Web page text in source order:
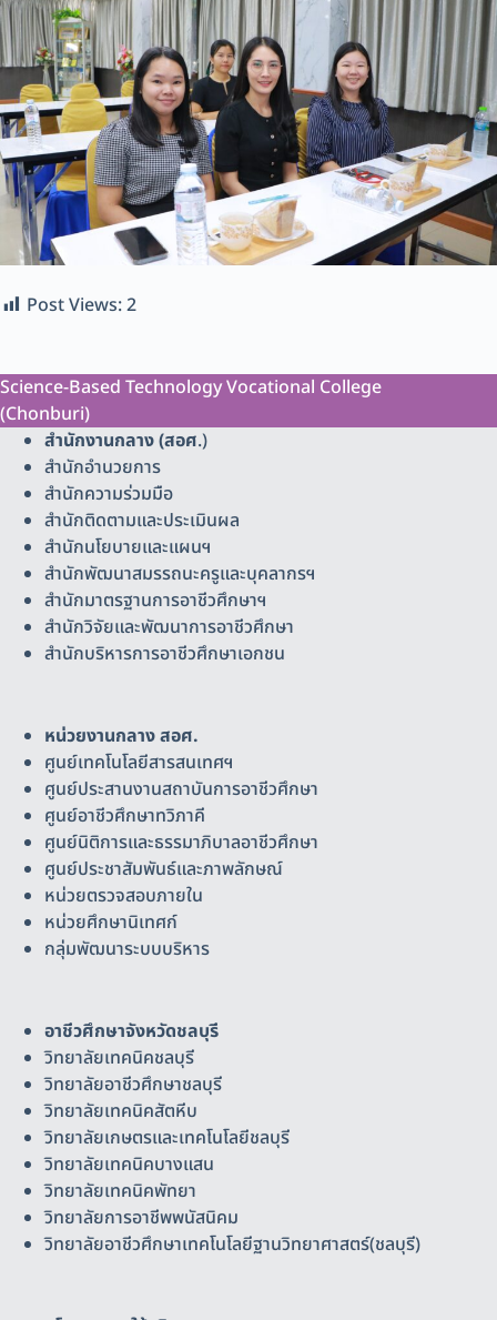
Post Views:2
Science-Based Technology Vocational College
(Chonburi)
สำนักงานกลาง (สอศ.)
สำนักอำนวยการ
สำนักความร่วมมือ
สำนักติดตามและประเมินผล
สำนักนโยบายและแผนฯ
สำนักพัฒนาสมรรถนะครูและบุคลากรฯ
สำนักมาตรฐานการอาชีวศึกษาฯ
สำนักวิจัยและพัฒนาการอาชีวศึกษา
สำนักบริหารการอาชีวศึกษาเอกชน
หน่วยงานกลาง สอศ.
ศูนย์เทคโนโลยีสารสนเทศฯ
ศูนย์ประสานงานสถาบันการอาชีวศึกษา
ศูนย์อาชีวศึกษาทวิภาคี
ศูนย์นิติการและธรรมาภิบาลอาชีวศึกษา
ศูนย์ประชาสัมพันธ์และภาพลักษณ์
หน่วยตรวจสอบภายใน
หน่วยศึกษานิเทศก์
กลุ่มพัฒนาระบบบริหาร
อาชีวศึกษาจังหวัดชลบุรี
วิทยาลัยเทคนิคชลบุรี
วิทยาลัยอาชีวศึกษาชลบุรี
วิทยาลัยเทคนิคสัตหีบ
วิทยาลัยเกษตรและเทคโนโลยีชลบุรี
วิทยาลัยเทคนิคบางแสน
วิทยาลัยเทคนิคพัทยา
วิทยาลัยการอาชีพพนัสนิคม
วิทยาลัยอาชีวศึกษาเทคโนโลยีฐานวิทยาศาสตร์(ชลบุรี)